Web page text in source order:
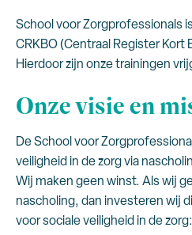
School voor Zorgprofessionals
CRKBO (Centraal Register Kort
Hierdoor zijn onze trainingen
Onze visie en
De School voor
veiligheid in de zorg via
Wij maken geen winst. Als wij
nascholing, dan investeren wij
voor sociale veiligheid in de zorg: